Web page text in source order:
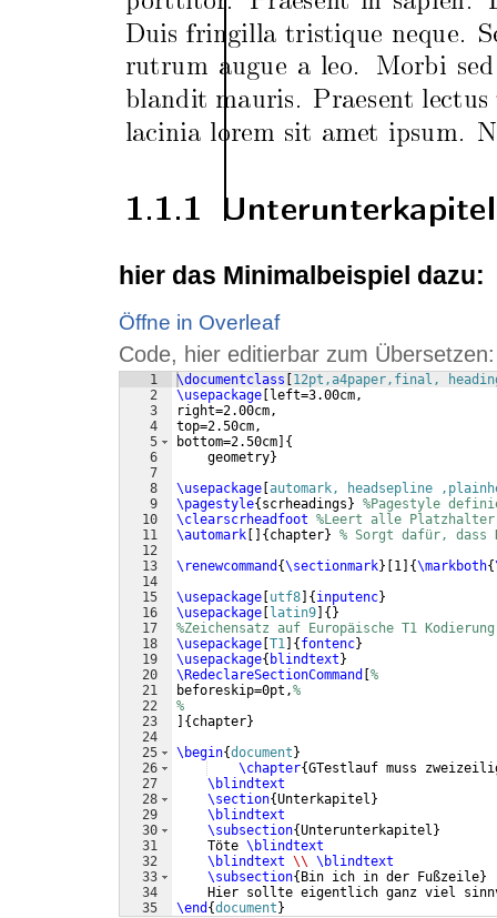
hier das Minimalbeispiel dazu:
Öffne in Overleaf
Code, hier editierbar zum Übersetzen:
1
2
3
4
5
6
7
8
9
10
11
12
13
14
15
16
17
18
19
20
21
22
23
24
25
26
27
28
29
30
31
32
33
34
35
\documentclass
12pt,a4paper,final,
\usepackage
left=3.00cm,
right=2.00cm,
top=2.50cm,
bottom=2.50cm {
    geometry
}
\usepackage automark, headsepline
\pagestyle{ scrheadings } %Pagestyle
\clearscrheadfoot %Leert alle
\automark
{ chapter} % Sorgt dafür, dass
\renewcommand {\sectionmark} 1 {\markboth{
\usepackage utf8 { inputenc}
\usepackage
latin9 { }
%Zeichensatz auf Europäische T1
\usepackage T1 { fontenc}
\usepackage{ blindtext }
\RedeclareSectionCommand
%
beforeskip=0pt,%
%
{ chapter}
\begin{document }
\chapter{GTestlauf muss
\blindtext
\section{Unterkapitel }
\blindtext
\subsection{Unterunterkapitel }
    Töte
\blindtext
\blindtext \\ \blindtext
\subsection{ Bin ich in der Fußzeile}
Hier sollte eigentlich ganz viel
\end {document }